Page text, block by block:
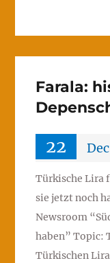
Farala:
22 Dec
Türkische Lira
sie jetzt noch
Newsroom
haben” Topic:
Türkischen